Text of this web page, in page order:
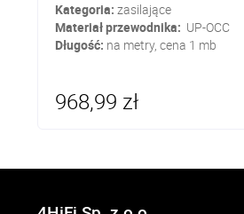
Kategoria: zasilające
Materiał przewodnika: UP-OCC
Długość: na metry, cena 1 mb
968,99 zł